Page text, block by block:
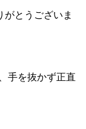
がとうございま
手を抜かず正直